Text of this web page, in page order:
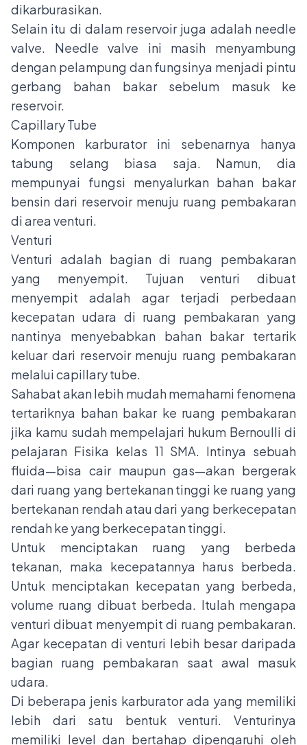
dikarburasikan.
Selain itu di dalam reservoir juga adalah needle
valve. Needle valve ini masih menyambung
dengan pelampung dan fungsinya menjadi pintu
gerbang bahan bakar sebelum masuk ke
reservoir.
Capillary Tube
Komponen karburator ini sebenarnya hanya
tabung selang biasa saja. Namun, dia
mempunyai fungsi menyalurkan bahan bakar
bensin dari reservoir menuju ruang pembakaran
di area venturi.
Venturi
Venturi adalah bagian di ruang pembakaran
yang menyempit. Tujuan venturi dibuat
menyempit adalah agar terjadi perbedaan
kecepatan udara di ruang pembakaran yang
nantinya menyebabkan bahan bakar tertarik
keluar dari reservoir menuju ruang pembakaran
melalui capillary tube.
Sahabat akan lebih mudah memahami fenomena
tertariknya bahan bakar ke ruang pembakaran
jika kamu sudah mempelajari hukum Bernoulli di
pelajaran Fisika kelas 11 SMA. Intinya sebuah
fluida—bisa cair maupun gas—akan bergerak
dari ruang yang bertekanan tinggi ke ruang yang
bertekanan rendah atau dari yang berkecepatan
rendah ke yang berkecepatan tinggi.
Untuk menciptakan ruang yang berbeda
tekanan, maka kecepatannya harus berbeda.
Untuk menciptakan kecepatan yang berbeda,
volume ruang dibuat berbeda. Itulah mengapa
venturi dibuat menyempit di ruang pembakaran.
Agar kecepatan di venturi lebih besar daripada
bagian ruang pembakaran saat awal masuk
udara.
Di beberapa jenis karburator ada yang memiliki
lebih dari satu bentuk venturi. Venturinya
memiliki level dan bertahap dipengaruhi oleh